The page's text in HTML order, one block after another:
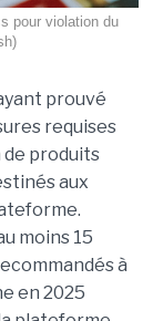
pour violation du
prouvé
requises
produits
aux
moins 15
à
en 2025